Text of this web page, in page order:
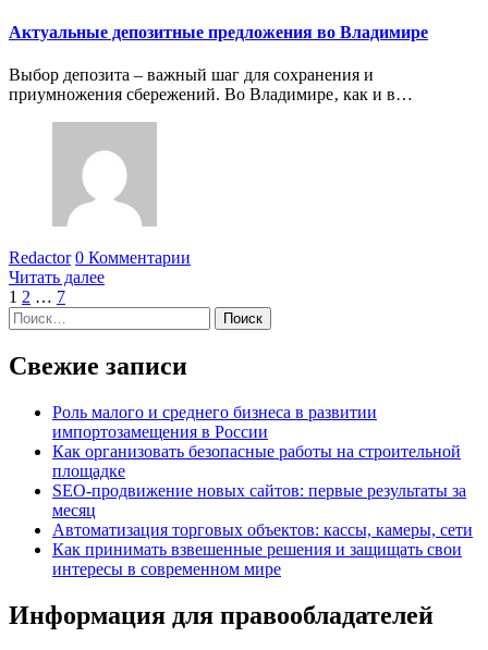
Актуальные депозитные предложения во Владимире
Выбор депозита – важный шаг для сохранения и
приумножения сбережений. Во Владимире‚ как и в…
Redactor 0 Комментарии
Читать далее
Пагинация
записей
1 2 … 7
Найти:
Свежие записи
Роль малого и среднего бизнеса в развитии
импортозамещения в России
Как организовать безопасные работы на строительной
площадке
SEO-продвижение новых сайтов: первые результаты за
месяц
Автоматизация торговых объектов: кассы, камеры, сети
Как принимать взвешенные решения и защищать свои
интересы в современном мире
Информация для правообладателей